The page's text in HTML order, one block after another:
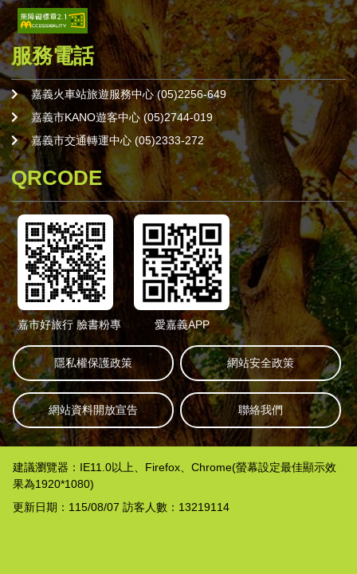
服務電話
嘉義火車站旅遊服務中心 (05)2256-649
嘉義市KANO遊客中心 (05)2744-019
嘉義市交通轉運中心 (05)2333-272
QRCODE
嘉市好旅行 臉書粉專 愛嘉義APP
隱私權保護政策 網站安全政策
網站資料開放宣告 聯絡我們
建議瀏覽器：IE11.0以上、Firefox、Chrome(螢幕設定最佳顯示效
果為1920*1080)
更新日期：115/08/07 訪客人數：13219114